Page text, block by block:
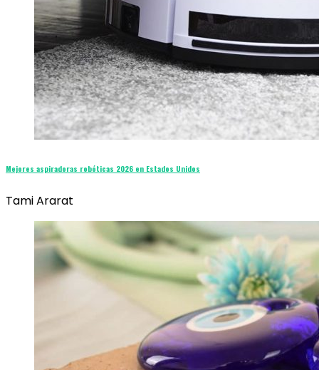
Mejores aspiradoras robóticas 2026 en Estados Unidos
Tami Ararat